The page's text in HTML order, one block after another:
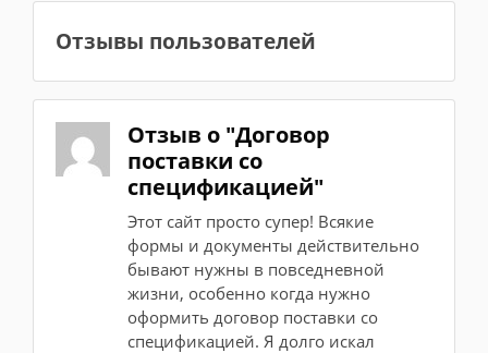
Отзывы пользователей
Отзыв о "Договор
поставки со
спецификацией"
Этот сайт просто супер! Всякие
формы и документы действительно
бывают нужны в повседневной
жизни, особенно когда нужно
оформить договор поставки со
спецификацией. Я долго искал